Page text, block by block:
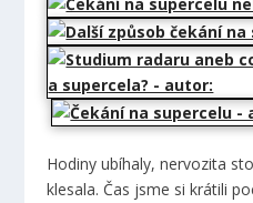
Hodiny ubíhaly, nervozita
klesala. Čas jsme si krátili